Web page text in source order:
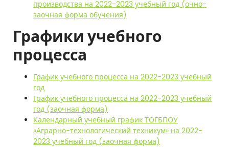
производства на 2022-2023 учебный год (очно-
заочная форма обучения)
Графики учебного
процесса
График учебного процесса на 2022-2023 учебный
год
График учебного процесса на 2022-2023 учебный
год (заочная форма)
Календарный учебный график ТОГБПОУ
«Аграрно-технологический техникум» на 2022-
2023 учебный год (заочная форма)